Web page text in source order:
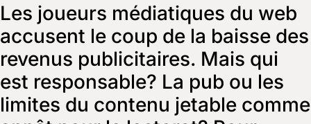
Les joueurs médiatiques du web
accusent le coup de la baisse des
revenus publicitaires. Mais qui
est responsable? La pub ou les
limites du contenu jetable comme